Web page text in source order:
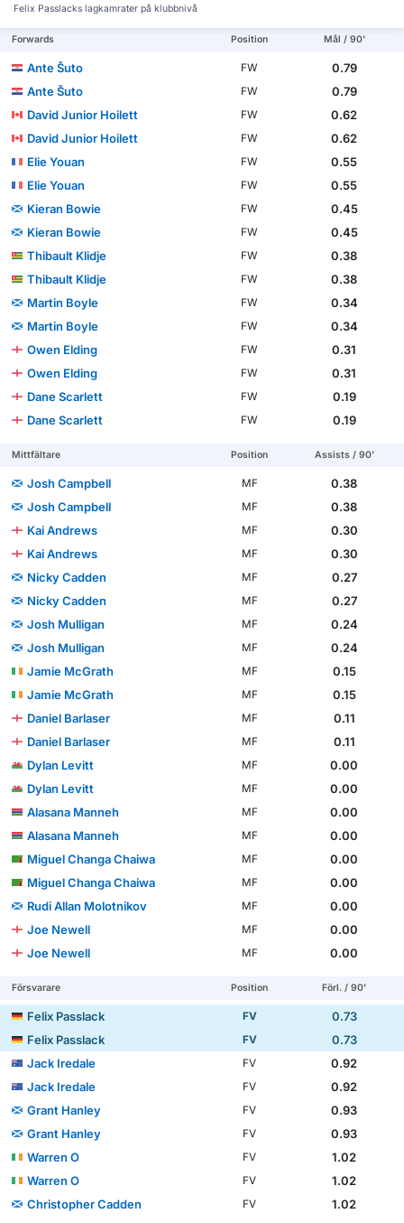
Felix Passlacks lagkamrater på klubbnivå
Forwards Position Mål / 90'
Ante Šuto FW
0.79
Ante Šuto
FW
0.79
David Junior Hoilett
FW
0.62
David Junior Hoilett
FW
0.62
Elie Youan
FW
0.55
Elie Youan
FW
0.55
Kieran Bowie
FW
0.45
Kieran Bowie
FW
0.45
Thibault Klidje
FW
0.38
Thibault Klidje
FW
0.38
Martin Boyle
FW
0.34
Martin Boyle
FW
0.34
Owen Elding
FW
0.31
Owen Elding
FW
0.31
Dane Scarlett
FW
0.19
Dane Scarlett
FW 0.19
Mittfältare Position Assists / 90'
Josh Campbell MF
0.38
Josh Campbell
MF
0.38
Kai Andrews
MF
0.30
Kai Andrews
MF
0.30
Nicky Cadden
MF
0.27
Nicky Cadden
MF
0.27
Josh Mulligan
MF
0.24
Josh Mulligan
MF
0.24
Jamie McGrath
MF
0.15
Jamie McGrath
MF
0.15
Daniel Barlaser
MF
0.11
Daniel Barlaser
MF
0.11
Dylan Levitt
MF
0.00
Dylan Levitt
MF
0.00
Alasana Manneh
MF
0.00
Alasana Manneh
MF
0.00
Miguel Changa Chaiwa
MF
0.00
Miguel Changa Chaiwa
MF
0.00
Rudi Allan Molotnikov
MF
0.00
Joe Newell
MF
0.00
Joe Newell
MF 0.00
Försvarare Position Förl. / 90'
Felix Passlack FV
0.73
Felix Passlack
FV
0.73
Jack Iredale
FV
0.92
Jack Iredale
FV
0.92
Grant Hanley
FV
0.93
Grant Hanley
FV
0.93
Warren O
FV
1.02
Warren O
FV
1.02
Christopher Cadden
FV
1.02